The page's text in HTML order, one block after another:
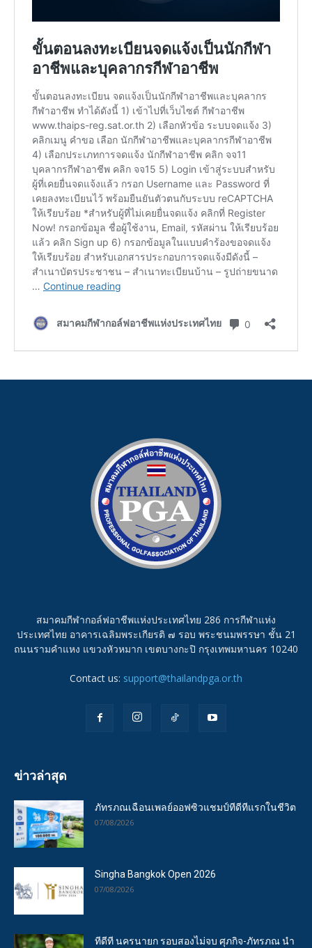
สมาคมกีฬากอล์ฟอาชีพแห่งประเทศไทย 286 การกีฬาแห่ง
ประเทศไทย อาคารเฉลิมพระเกียรติ ๗ รอบ พระชนมพรรษา ชั้น 21
ถนนรามคำแหง แขวงหัวหมาก เขตบางกะปิ กรุงเทพมหานคร 10240
Contact us: support@thailandpga.or.th
ข่าวล่าสุด
ภัทรภณเฉือนเพลย์ออฟซิวแชมป์ทีดีทีแรกในชีวิต
07/08/2026
Singha Bangkok Open 2026
07/08/2026
ทีดีที นครนายก รอบสองไม่จบ ศุภกิจ-ภัทรภณ นำ